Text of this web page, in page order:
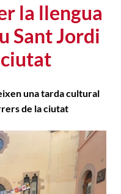
la llengua
Sant Jordi
una tarda cultural
de la ciutat